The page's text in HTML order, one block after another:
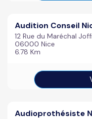
Audition Conseil
12 Rue du Maréchal
06000 Nice
6.78 Km
Audioprothésiste